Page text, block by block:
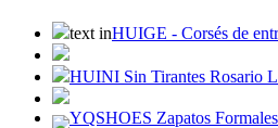
text inHUIGE - Corsés de
HUINI Sin Tirantes Rosario
YQSHOES Zapatos Formales